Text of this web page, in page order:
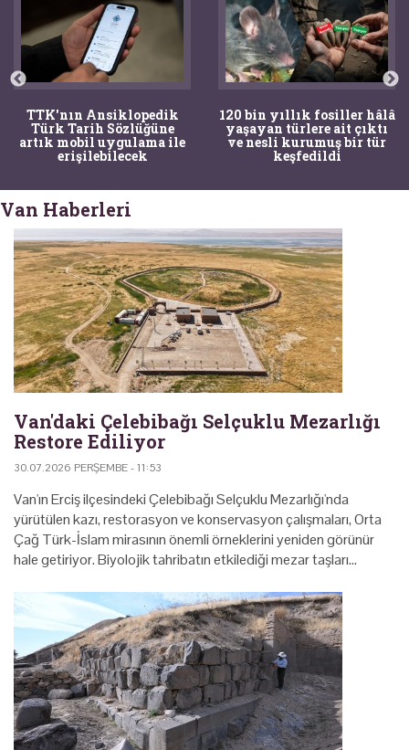
120 bin yıllık fosiller hâlâ
yaşayan türlere ait çıktı
ve nesli kurumuş bir tür
keşfedildi
Bir torba kemik adli
tıpçıları şaşkına çevirdi,
kemiklerin sırrını
arkeologlar çözdü
Van Haberleri
Van'daki Çelebibağı Selçuklu Mezarlığı
Restore Ediliyor
30.07.2026 PERŞEMBE - 11:53
Van'ın Erciş ilçesindeki Çelebibağı Selçuklu Mezarlığı'nda
yürütülen kazı, restorasyon ve konservasyon çalışmaları, Orta
Çağ Türk-İslam mirasının önemli örneklerini yeniden görünür
hale getiriyor. Biyolojik tahribatın etkilediği mezar taşları…